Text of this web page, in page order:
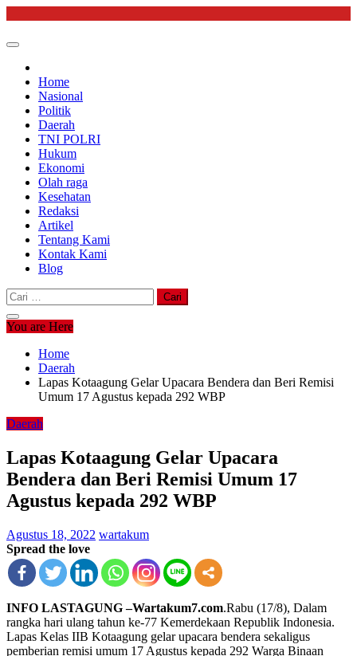
content
Home
Nasional
Politik
Daerah
TNI POLRI
Hukum
Ekonomi
Olah raga
Kesehatan
Redaksi
Artikel
Tentang Kami
Kontak Kami
Blog
Cari
untuk:
You are Here
Home
Daerah
Lapas Kotaagung Gelar Upacara Bendera dan Beri Remisi
Umum 17 Agustus kepada 292 WBP
Daerah
Lapas Kotaagung Gelar Upacara
Bendera dan Beri Remisi Umum 17
Agustus kepada 292 WBP
Agustus 18, 2022 wartakum
Spread the love
INFO LASTAGUNG –Wartakum7.com.Rabu (17/8), Dalam
rangka hari ulang tahun ke-77 Kemerdekaan Republik Indonesia.
Lapas Kelas IIB Kotaagung gelar upacara bendera sekaligus
pemberian remisi umum 17 Agustus kepada 292 Warga Binaan